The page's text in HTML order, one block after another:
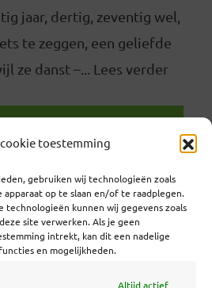
toestemming
gebruiken wij technologieën zoals
op te slaan en/of te raadplegen.
technologieën kunnen wij gegevens zoals
site verwerken. Als je geen
intrekt, kan dit een nadelige
en mogelijkheden.
Altijd actief
jaar, dertig, zeventig wel,
te zeggen, een geliefde
ze danst –... Lees verder
Persbureau U.A. | Salzburg 29 |
55573592 |Btw: